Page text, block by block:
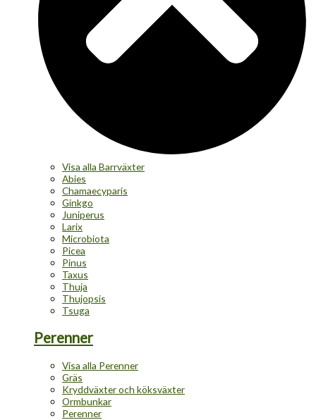
Visa alla Barrväxter
Abies
Chamaecyparis
Ginkgo
Juniperus
Larix
Microbiota
Picea
Pinus
Taxus
Thuja
Thujopsis
Tsuga
Perenner
Visa alla Perenner
Gräs
Kryddväxter och köksväxter
Ormbunkar
Perenner